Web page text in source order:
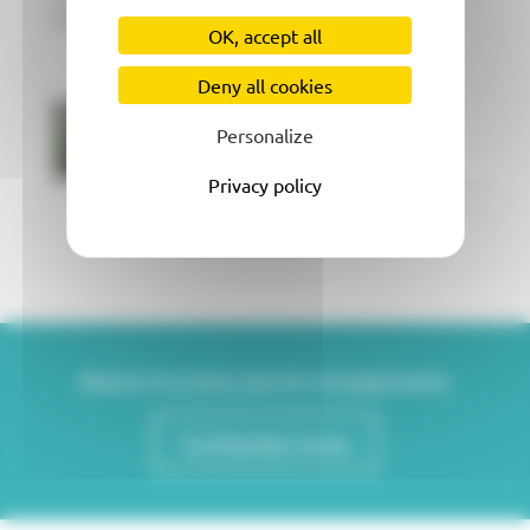
OK, accept all
Deny all cookies
Personalize
Privacy policy
Besoin d'un devis, plus de renseignements
Contactez-nous